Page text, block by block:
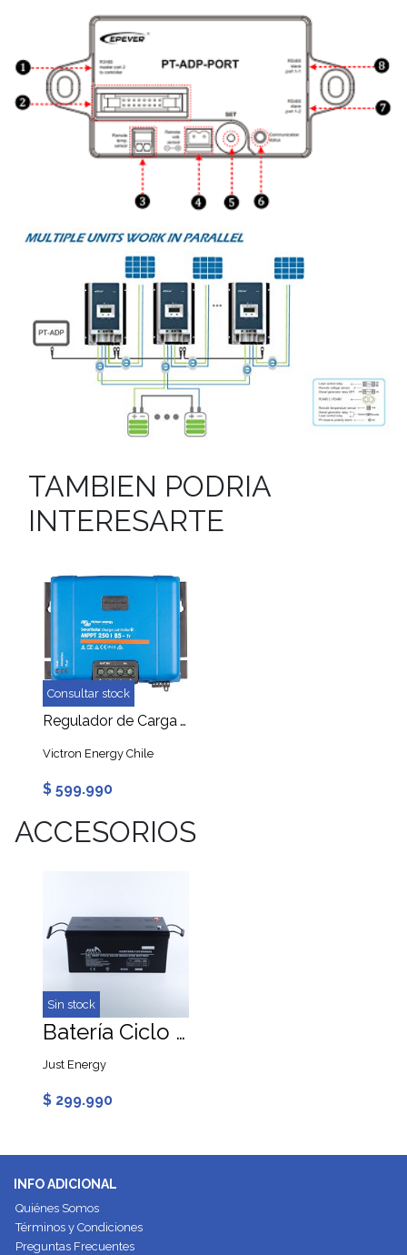
TAMBIEN PODRIA
INTERESARTE
Consultar stock
Regulador de Carga Victron SmartSolar 250V 85A Tr 12/24/36/48V MPPT
Victron Energy Chile
$ 599.990
ACCESORIOS
Sin stock
Batería Ciclo Profundo 200Ah 12V GEL Just Energy
Just Energy
$ 299.990
INFO ADICIONAL
Quiénes Somos
Términos y Condiciones
Preguntas Frecuentes